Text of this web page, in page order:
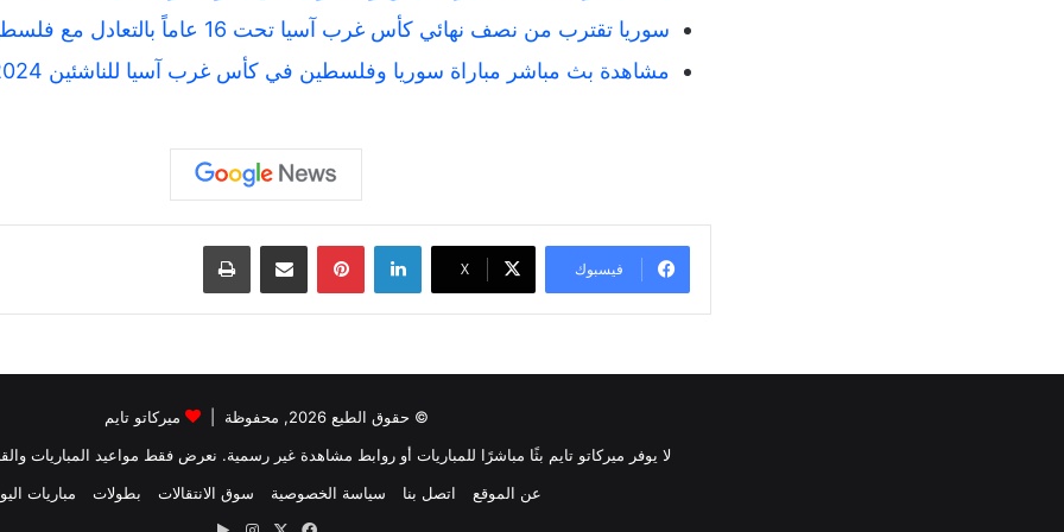
سوريا تقترب من نصف نهائي كأس غرب آسيا تحت 16 عاماً بالتعادل مع فلسطين
مشاهدة بث مباشر مباراة سوريا وفلسطين في كأس غرب آسيا للناشئين 2024
فيسبوك ‫X
لينكدإن بينتيريست
© حقوق الطبع 2026, محفوظة |
ميركاتو تايم
لا يوفر ميركاتو تايم بثًا مباشرًا للمباريات أو روابط مشاهدة غير رسمية. نعرض فقط مواعيد المباريات
عن الموقع
اتصل بنا سياسة الخصوصية سوق الانتقالات بطولات
مباريات